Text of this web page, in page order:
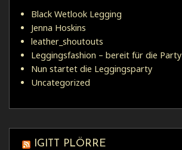
Black Wetlook Legging
Jenna Hoskins
leather_shoutouts
Leggingsfashion – bereit für die Party
Nun startet die Leggingsparty
Uncategorized
IGITT PLÖRRE